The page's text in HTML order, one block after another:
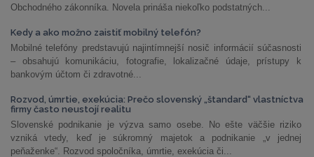
Obchodného zákonníka. Novela prináša niekoľko podstatných...
Kedy a ako možno zaistiť mobilný telefón?
Mobilné telefóny predstavujú najintímnejší nosič informácií súčasnosti
– obsahujú komunikáciu, fotografie, lokalizačné údaje, prístupy k
bankovým účtom či zdravotné...
Rozvod, úmrtie, exekúcia: Prečo slovenský „štandard“ vlastníctva
firmy často neustojí realitu
Slovenské podnikanie je výzva samo osebe. No ešte väčšie riziko
vzniká vtedy, keď je súkromný majetok a podnikanie „v jednej
peňaženke“. Rozvod spoločníka, úmrtie, exekúcia či...